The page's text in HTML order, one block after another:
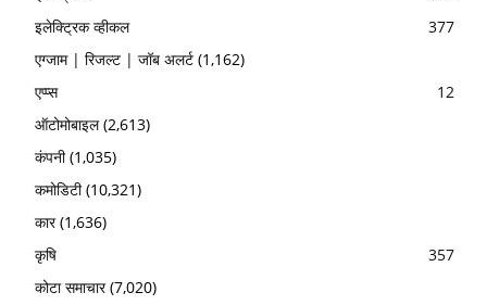
इलेक्ट्रिक व्हीकल
377
एग्जाम | रिजल्ट | जॉब अलर्ट (1,162)
एप्प्स
12
ऑटोमोबाइल(2,613)
कंपनी(1,035)
कमोडिटी(10,321)
कार(1,636)
कृषि
357
कोटा समाचार(7,020)